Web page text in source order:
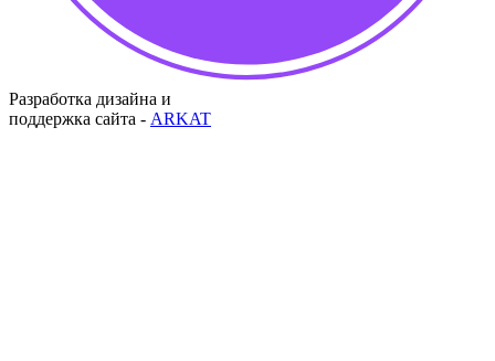
Разработка дизайна и
поддержка сайта - ARKAT